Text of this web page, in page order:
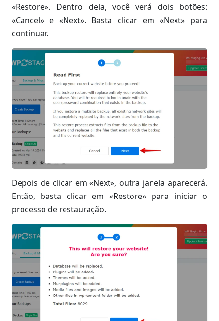
«Restore». Dentro dela, você verá dois botões:
«Cancel» e «Next». Basta clicar em «Next» para
continuar.
Depois de clicar em «Next», outra janela aparecerá.
Então, basta clicar em «Restore» para iniciar o
processo de restauração.